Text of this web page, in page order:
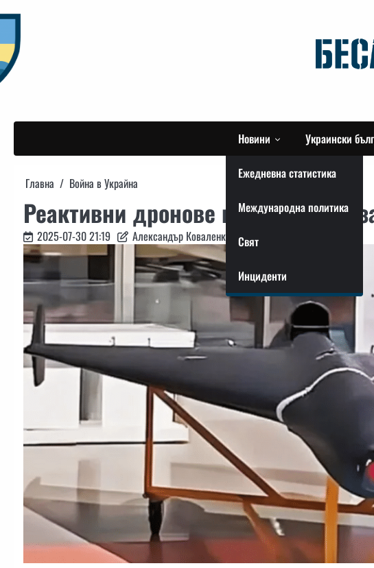
to
content
Новини
Ежедневна статистика
Международна политика
Свят
Инциденти
Украински
Главна Война в Украйна
Реактивни дронове на РОВ: Нова
2025-07-30 21:19 Александър Коваленко